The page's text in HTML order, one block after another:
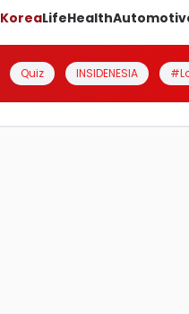
KoreaLifeHealth
Quiz INSIDENESIA